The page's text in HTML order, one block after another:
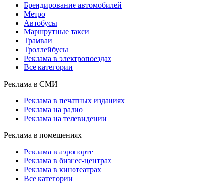
Брендирование автомобилей
Метро
Автобусы
Маршрутные такси
Трамваи
Троллейбусы
Реклама в электропоездах
Все категории
Реклама в СМИ
Реклама в печатных изданиях
Реклама на радио
Реклама на телевидении
Реклама в помещениях
Реклама в аэропорте
Реклама в бизнес-центрах
Реклама в кинотеатрах
Все категории